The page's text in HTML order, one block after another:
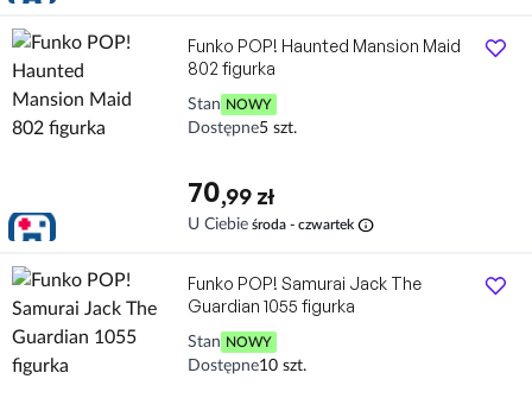
Funko POP! Haunted Mansion Maid
802 figurka
Stan NOWY
Dostępne5 szt.
70,99 zł
U Ciebie środa - czwartek info
Funko POP! Samurai Jack The
Guardian 1055 figurka
Stan NOWY
Dostępne10 szt.